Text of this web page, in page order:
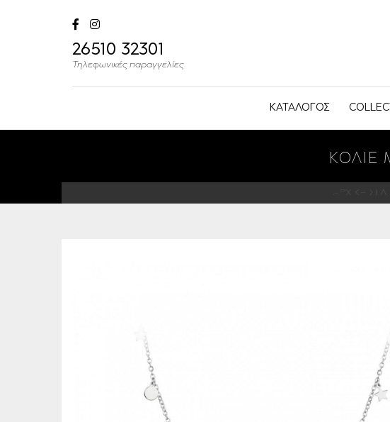
26510 32301
Τηλεφωνικές παραγγελίες
ΚΑΤΑΛΟΓΟΣ
ΚΟΛΙΕ
ΑΡΧΙΚΗ